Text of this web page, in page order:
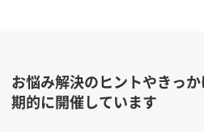
お悩み解決のヒントやきっ
期的に開催しています